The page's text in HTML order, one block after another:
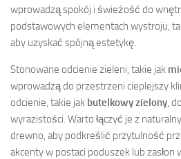
wprowadzą spokój i świeżość do
podstawowych elementach wystroju,
aby uzyskać spójną estetykę.
Stonowane odcienie zieleni, takie jak
wprowadzą do przestrzeni cieplejszy
odcienie, takie jak butelkowy zielony ,
wyrazistości. Warto łączyć je z
drewno, aby podkreślić przytulność
akcenty w postaci poduszek lub